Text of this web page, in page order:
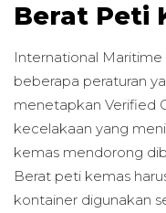
Berat Peti
International
beberapa peraturan
menetapkan Verified
kecelakaan yang
kemas mendorong
Berat peti kemas
kontainer digunakan